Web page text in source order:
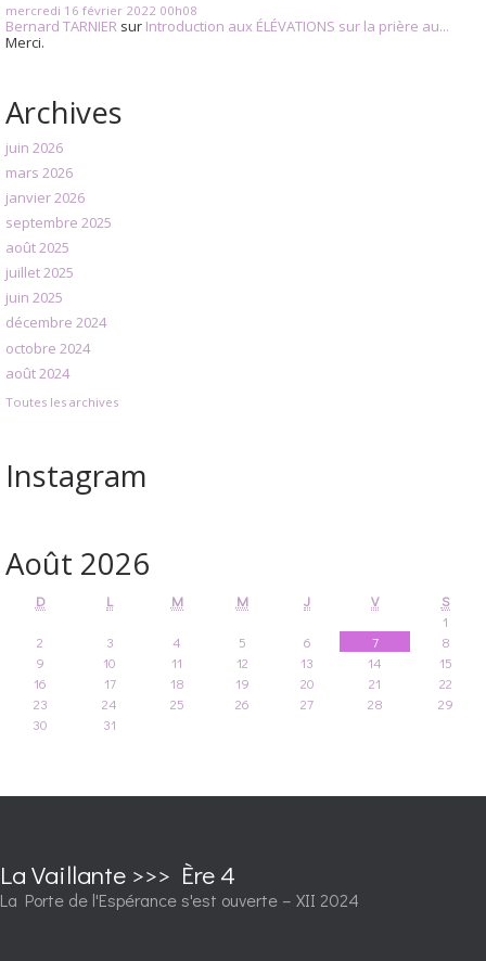
mercredi 16 février 2022 00h08
Bernard TARNIER sur Introduction aux ÉLÉVATIONS sur la prière au...
Merci.
Archives
juin 2026
mars 2026
janvier 2026
septembre 2025
août 2025
juillet 2025
juin 2025
décembre 2024
octobre 2024
août 2024
Toutes les archives
Instagram
Août 2026
D L M M J V
S
1
2
3 4 5 6 7
8
9
10 11 12 13 14
15
16
17 18 19 20 21
22
23
24 25 26 27 28
29
30
31
La Vaillante >>> Ère 4
La Porte de l'Espérance s'est ouverte – XII 2024